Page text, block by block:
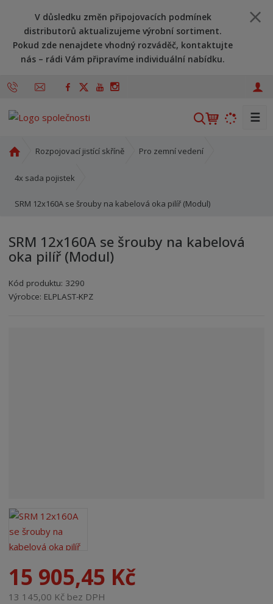
V důsledku změn připojovacích podmínek
distributorů aktualizujeme výrobní sortiment.
Pokud zde nenajdete vhodný rozváděč, kontaktujte
nás – rádi Vám připravíme individuální nabídku.
V
a
☰
o
n
t
r
n
a
Rozpojovací jistící skříně Pro zemní vedení
4x sada pojistek
SRM 12x160A se šrouby na kabelová oka pilíř (Modul)
SRM 12x160A se šrouby na kabelová
oka pilíř (Modul)
Kód produktu: 3290
Kód výrobce: 8595208602023
Kód dodavatele:8595208602023
Výrobce: ELPLAST-KPZ
15 905,45 Kč
13 145,00 Kč bez DPH